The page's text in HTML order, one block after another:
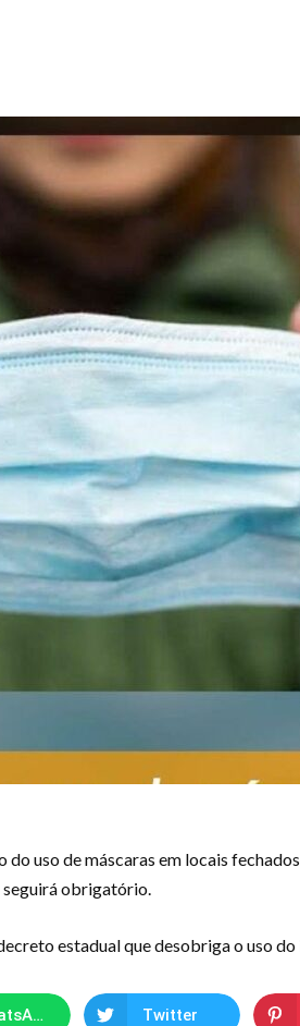
uso de máscaras em locais
seguirá obrigatório.
estadual que desobriga o uso
WhatsApp Twitter